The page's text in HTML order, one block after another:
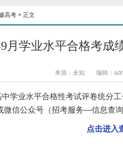
高考 > 正文
月学业水平合格考成
来源：未知 编辑：
业水平合格性考试评卷统分工
微信公众号（招考服务—信息查询
点击进入